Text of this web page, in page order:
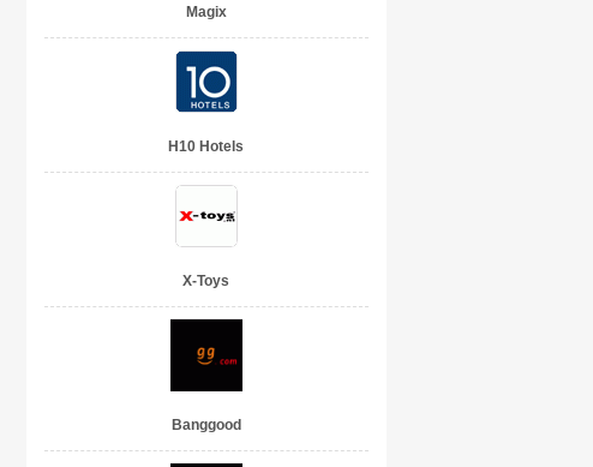
Magix
H10 Hotels
X-Toys
Banggood